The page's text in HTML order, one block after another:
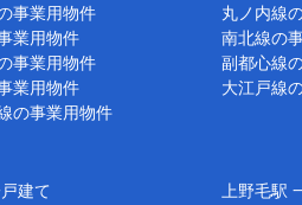
事業用物件
丸ノ内線
業用物件
南北線の
事業用物件
副都心線
業用物件
大江戸線
の事業用物件
建て
上野毛駅